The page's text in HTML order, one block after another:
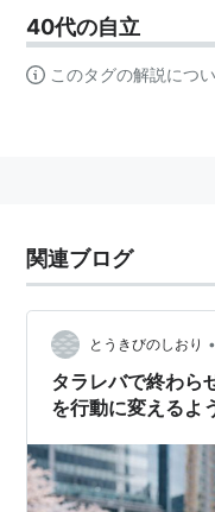
40代の自立
このタグの解説につ
関連ブログ
とうきびのしおり •
タラレバで終わら
を行動に変えるよ